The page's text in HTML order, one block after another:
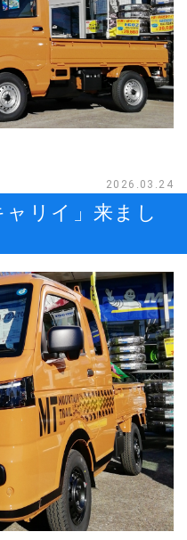
2026.03.24
リイ」来まし